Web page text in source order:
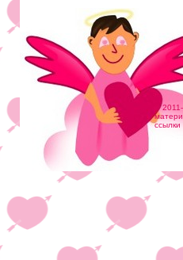
©